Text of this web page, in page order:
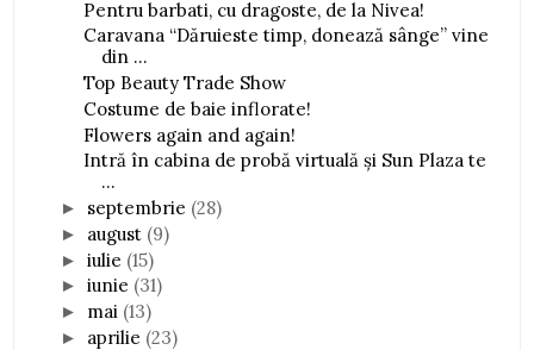
Pentru barbati, cu dragoste, de la Nivea!
Caravana “Dăruieste timp, donează sânge” vine
din ...
Top Beauty Trade Show
Costume de baie inflorate!
Flowers again and again!
Intră în cabina de probă virtuală şi Sun Plaza te
...
► septembrie (28)
► august (9)
►iulie (15)
►iunie (31)
► mai (13)
► aprilie (23)